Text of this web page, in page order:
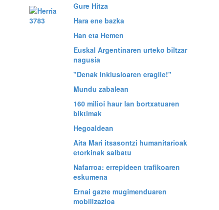
Gure Hitza
Hara ene bazka
Han eta Hemen
Euskal Argentinaren urteko biltzar
nagusia
"Denak inklusioaren eragile!"
Mundu zabalean
160 milioi haur lan bortxatuaren
biktimak
Hegoaldean
Aita Mari itsasontzi humanitarioak
etorkinak salbatu
Nafarroa: errepideen trafikoaren
eskumena
Ernai gazte mugimenduaren
mobilizazioa